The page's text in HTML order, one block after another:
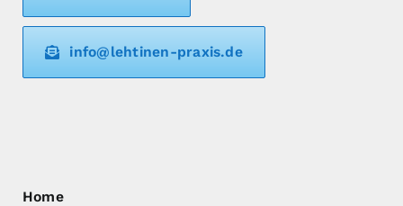
info@lehtinen-praxis.de
Home